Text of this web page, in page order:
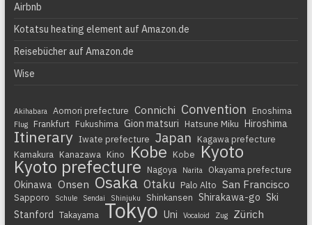
Airbnb
Kotatsu heating element auf Amazon.de
Reisebücher auf Amazon.de
Wise
Akihabara Aomori prefecture Connichi Convention Enoshima
Flug Frankfurt Fukushima Gion matsuri Hatsune Miku Hiroshima
Itinerary Iwate prefecture Japan
Kagawa prefecture
Kamakura Kanazawa Kino Kobe Kobe Kyoto
Kyoto prefecture Nagoya Narita Okayama prefecture
Okinawa Onsen Osaka Otaku Palo Alto San Francisco
Sapporo Schule Sendai Shinjuku Shinkansen Shirakawa-go Ski
Stanford
Takayama Tokyo Uni Vocaloid Zug Zürich